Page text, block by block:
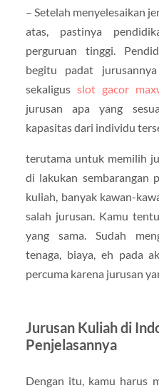
– Setelah menyelesaikan
atas, pastinya
perguruan tinggi.
begitu padat
sekaligus slot gacor
jurusan apa yang
kapasitas dari individu
terutama untuk memilih
di lakukan sembarangan
kuliah, banyak kawan-
salah jurusan. Kamu
yang sama. Sudah
tenaga, biaya, eh pada
percuma karena jurusan
Jurusan Kuliah di
Penjelasannya
Dengan itu, kamu harus